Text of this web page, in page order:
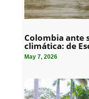
Colombia ante
climática: de
May 7, 2026